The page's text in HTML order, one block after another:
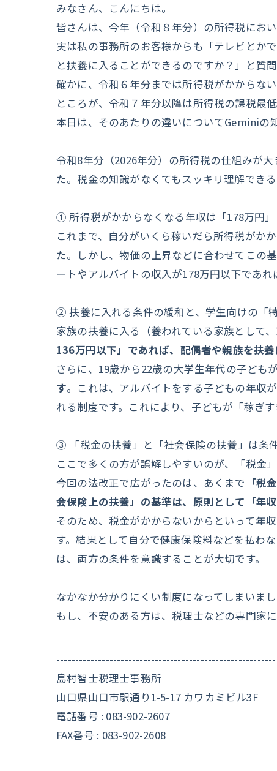
みなさん、こんにちは。
皆さんは、今年（令和８年分）の所得税にお
実は私の事務所のお客様からも「テレビとか
と扶養に入ることができるのですか？」と質
確かに、令和６年分までは所得税がかからな
ところが、令和７年分以降は所得税の課税最
本日は、そのあたりの違いについてGeminiの
令和8年分（2026年分）の所得税の仕組みが
た。税金の知識がなくてもスッキリ理解でき
① 所得税がかからなくなる年収は「178万円
これまで、自分がいくら稼いだら所得税がか
た。しかし、物価の上昇などに合わせてこの
ートやアルバイトの収入が178万円以下であ
② 扶養に入れる条件の緩和と、学生向けの「特
家族の扶養に入る（養われている家族として
136万円以下」であれば、配偶者や親族を扶
さらに、19歳から22歳の大学生年代の子ども
す。これは、アルバイトをする子どもの年収
れる制度です。これにより、子どもが「稼ぎ
③ 「税金の扶養」と「社会保険の扶養」は条
ここで多くの方が誤解しやすいのが、「税金
今回の法改正で広がったのは、あくまで 「税
会保険上の扶養」の基準は、原則として「年
そのため、税金がかからないからといって年
す。結果として自分で健康保険料などを払わ
は、両方の条件を意識することが大切です。
なかなか分かりにくい制度になってしまいま
もし、不安のある方は、税理士などの専門家に
島村智士税理士事務所
山口県山口市駅通り1-5-17 カワカミビル3F
電話番号 : 083-902-2607
FAX番号 : 083-902-2608